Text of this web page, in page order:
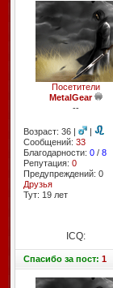
Посетители
MetalGear
--
Возраст: 36 |
|
Сообщений: 33
Благодарности: 0/ 8
Репутация: 0
Предупреждений: 0
Друзья
Тут: 19 лет
ICQ:
Спасибоза пост: 1